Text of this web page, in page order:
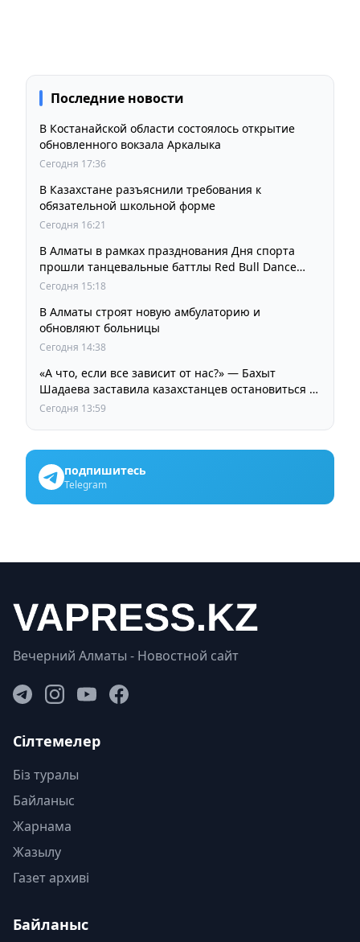
Последние новости
В Костанайской области состоялось открытие
обновленного вокзала Аркалыка
Сегодня 17:36
В Казахстане разъяснили требования к
обязательной школьной форме
Сегодня 16:21
В Алматы в рамках празднования Дня спорта
прошли танцевальные баттлы Red Bull Dance
Your Style
Сегодня 15:18
В Алматы строят новую амбулаторию и
обновляют больницы
Сегодня 14:38
«А что, если все зависит от нас?» — Бахыт
Шадаева заставила казахстанцев остановиться и
задуматься
Сегодня 13:59
подпишитесь
Telegram
Вечерний Алматы - Новостной сайт
Сілтемелер
Біз туралы
Байланыс
Жарнама
Жазылу
Газет архиві
Байланыс